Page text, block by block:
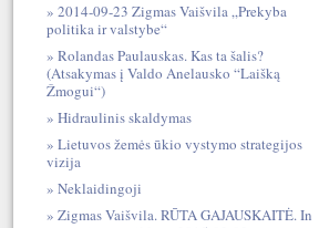
2014-09-23 Zigmas Vaišvila „Prekyba
politika ir valstybe“
Rolandas Paulauskas. Kas ta šalis?
(Atsakymas į Valdo Anelausko “Laišką
Žmogui“)
Hidraulinis skaldymas
Lietuvos žemės ūkio vystymo strategijos
vizija
Neklaidingoji
Zigmas Vaišvila. RŪTA GAJAUSKAITĖ. In